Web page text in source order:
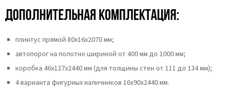
Дополнительная комплектация:
плинтус прямой 80х16х2070 мм;
автопорог на полотно шириной от 400 мм до 1000 мм;
коробка 46x127x2440 мм (для толщины стен от 111 до 134 мм);
4 варианта фигурных наличников 16х90х2440 мм.